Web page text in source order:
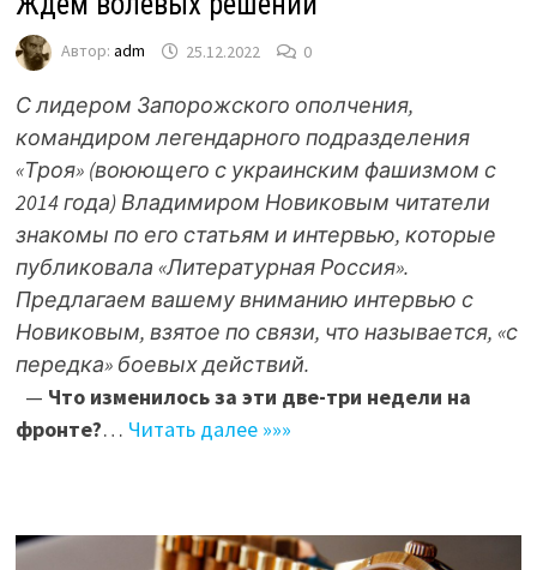
Автор: adm 25.12.2022 0
С лидером Запорожского ополчения,
командиром легендарного подразделения
«Троя» (воюющего с украинским фашизмом с
2014 года) Владимиром Новиковым читатели
знакомы по его статьям и интервью, которые
публиковала «Литературная Россия».
Предлагаем вашему вниманию интервью с
Новиковым, взятое по связи, что называется, «с
передка» боевых действий.
— Что изменилось за эти две-три недели на
фронте?… Читать далее »»»